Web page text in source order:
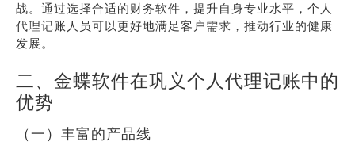
战。通过选择合适的财务软件，提升自身专业水平，个人
代理记账人员可以更好地满足客户需求，推动行业的健康
发展。
二、金蝶软件在巩义个人代理记账中的
优势
（一）丰富的产品线